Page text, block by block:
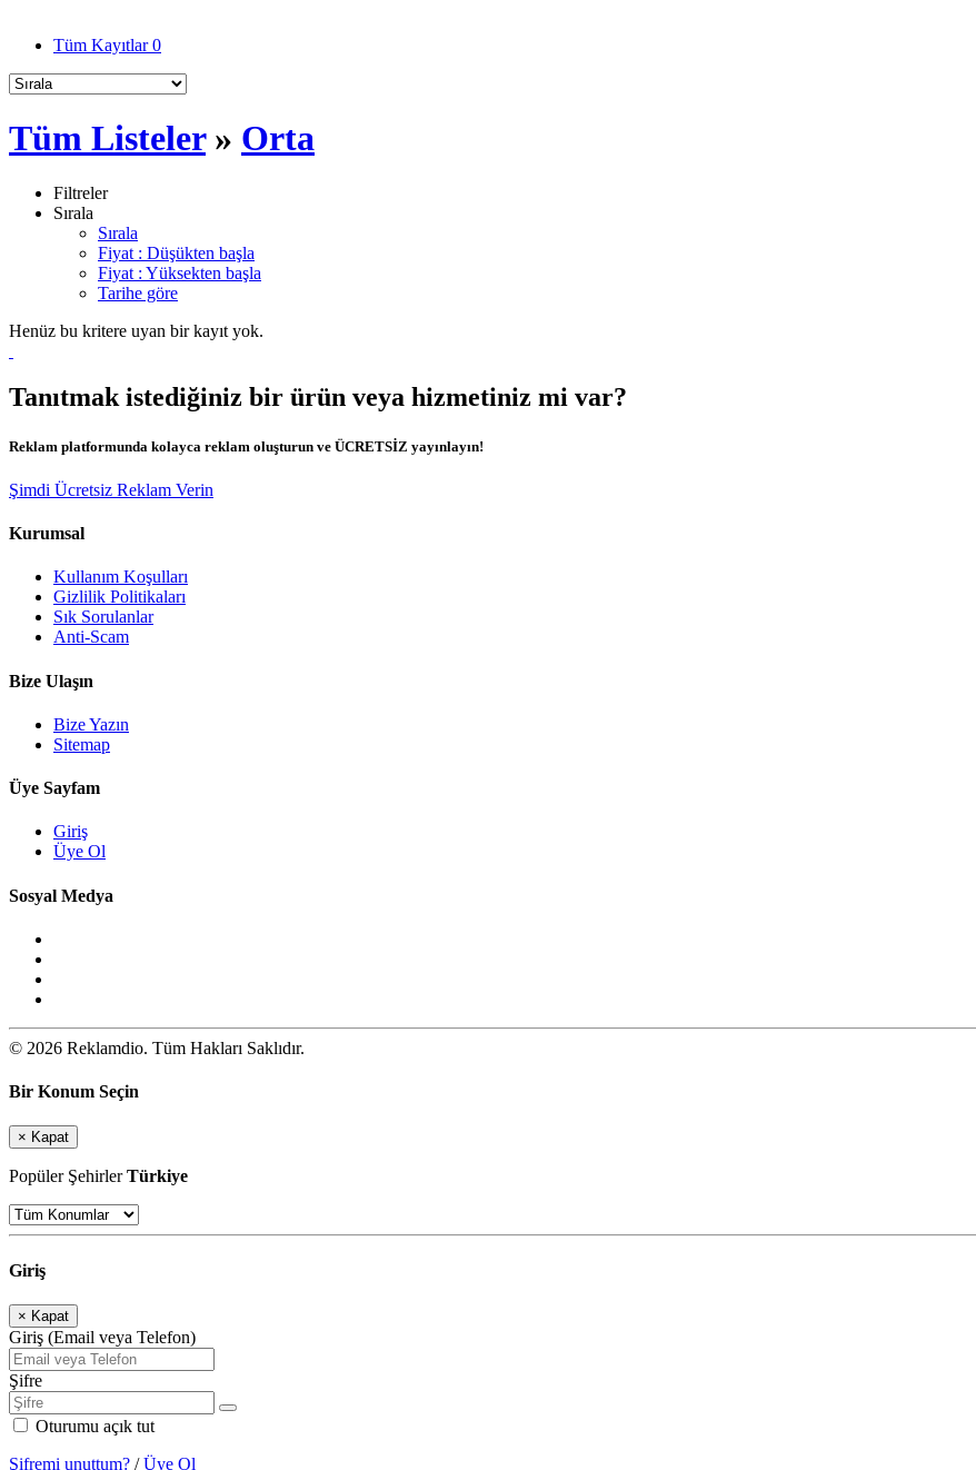
Tüm Kayıtlar0
Tüm Listeler» Orta
Filtreler
Sırala
Sırala
Fiyat : Düşükten başla
Fiyat : Yüksekten başla
Tarihe göre
Henüz bu kritere uyan bir kayıt yok.
Tanıtmak istediğiniz bir ürün veya hizmetiniz mi var?
Reklam platformunda kolayca reklam oluşturun ve ÜCRETSİZ yayınlayın!
Şimdi Ücretsiz Reklam Verin
Kurumsal
Kullanım Koşulları
Gizlilik Politikaları
Sık Sorulanlar
Anti-Scam
Bize Ulaşın
Bize Yazın
Sitemap
Üye Sayfam
Giriş
Üye Ol
Sosyal Medya
© 2026 Reklamdio. Tüm Hakları Saklıdır.
Bir Konum Seçin
× Kapat
Popüler ŞehirlerTürkiye
Giriş
× Kapat
Giriş (Email veya Telefon)
Şifre
Oturumu açık tut
Şifremi unuttum? /Üye Ol